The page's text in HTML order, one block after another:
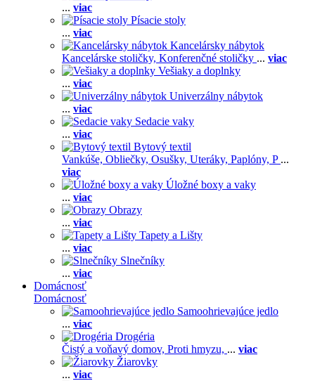
... viac
Písacie stoly
... viac
Kancelársky nábytok
Kancelárske stoličky, Konferenčné stoličky ... viac
Vešiaky a doplnky
... viac
Univerzálny nábytok
... viac
Sedacie vaky
... viac
Bytový textil
Vankúše, Obliečky, Osušky, Uteráky, Paplóny, P ...
viac
Úložné boxy a vaky
... viac
Obrazy
... viac
Tapety a Lišty
... viac
Slnečníky
... viac
Domácnosť
Domácnosť
Samoohrievajúce jedlo
... viac
Drogéria
Čistý a voňavý domov, Proti hmyzu, ... viac
Žiarovky
... viac